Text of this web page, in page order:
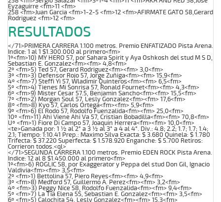
Eyzaguirre <fm>11 <fm>
258 <fm>Juan Garcia <fm>1-2-5 <fm>12 <fm>AFIRMATE GATO 58,Gerard
Rodriguez <fm>12 <fm>
RESULTADOS
</71>PRIMERA CARRERA 1.100 metros. Premio ENFATIZADO Pista Arena.
Indice: 1 al 1 $1.300.000 al primero<fm>
1º<fm>10) MY HERO 57, por Sahara Spirit y Aya Oshkosh del stud M S D,
Sebastian E. Gonzalez<fm><fm> 4,8<fm>
2º <fm>5) Ted 57, Gerard Rodriguez<fm><fm> 3,0<fm>
3º <fm>3) Defensor Rojo 57, Jorge Zuñiga<fm><fm> 15,9<fm>
4º <fm>7) Steffi Yi 57, Wladimir Quinteros<fm><fm> 6,5<fm>
5º <fm>4) Tienes Mi Sonrisa 57, Ronald Fournet<fm><fm> 4,3<fm>
6º <fm>9) Mister Cesar 57.5, Benjamin Sancho<fm><fm> 15,5<fm>
7º <fm>2) Morgan Soul 57, Lesly Gonzalez<fm><fm> 17,6<fm>
8º <fm>8) Kyo 57, Carlos Ortega<fm><fm> 5,9<fm>
9º <fm>6) El Rodo 57, Rodolfo Fuenzalida<fm><fm> 25,0<fm>
10º <fm>11) Ahi Viene Ahi Va 57, Cristian Bobadilla<fm><fm> 70,8<fm>
Uº <fm>1) Fiore Di Campo 57, Joaquin Herrera<fm><fm> 10,0<fm>
<te>Ganada por: 1 ½ al 2° a 3 ½ al 3° a 4 al 4°. Div.: 4.8; 2.2; 1.7; 1.7; 1.4;
2.1; Tiempo: 1:10.41 Prep.: Maximo Silva Exacta: $ 3.680 Quinela: $ 1.780
Trifecta: $ 37.220 Superfecta: $ 1.578.920 Enganche: $ 5.700 Retiros:
Corrieron todos.<ql>
</71>SEGUNDA CARRERA 1.100 metros. Premio EDEN ROCK Pista Arena.
Indice: 12 al 8 $1.450.000 al primero<fm>
1º<fm>6) ROGLIC 58, por Exaggerator y Peppa del stud Don Gil, Ignacio
Valdivia<fm><fm> 3,5<fm>
2º <fm>1) Bettolina 57, Piero Reyes<fm><fm> 4,9<fm>
3º <fm>8) Medford 57, Guillermo A. Perez<fm><fm> 3,2<fm>
4º <fm>3) Peggy Nice 58, Rodolfo Fuenzalida<fm><fm> 9,4<fm>
5º <fm>7) La Tia Elena 55, Sebastian E. Gonzalez<fm><fm> 3,5<fm>
6º <fm>5) Calochita 54, Lesly Gonzalez<fm><fm> 15,3<fm>